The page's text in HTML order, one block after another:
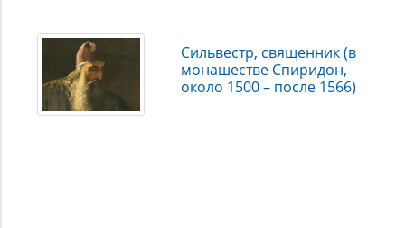
Сильвестр, священник (в
монашестве Спиридон,
около 1500 – после 1566)